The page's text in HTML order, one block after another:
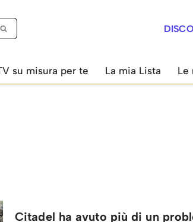
su misura per te La mia Lista Le
Citadel ha avuto più di un